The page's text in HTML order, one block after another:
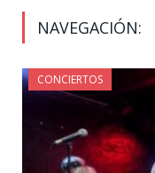
NAVEGACIÓN:
CONCIERTOS